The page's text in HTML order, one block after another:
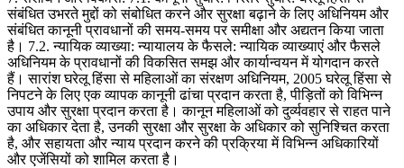
संबंधित उभरते मुद्दों को संबोधित करने और सुरक्षा बढ़ाने के लिए अधिनियम और
संबंधित कानूनी प्रावधानों की समय-समय पर समीक्षा और अद्यतन किया जाता
है। 7.2. न्यायिक व्याख्या: न्यायालय के फैसले: न्यायिक व्याख्याएं और फैसले
अधिनियम के प्रावधानों की विकसित समझ और कार्यान्वयन में योगदान करते
हैं। सारांश घरेलू हिंसा से महिलाओं का संरक्षण अधिनियम, 2005 घरेलू हिंसा से
निपटने के लिए एक व्यापक कानूनी ढांचा प्रदान करता है, पीड़ितों को विभिन्न
उपाय और सुरक्षा प्रदान करता है। कानून महिलाओं को दुर्व्यवहार से राहत पाने
का अधिकार देता है, उनकी सुरक्षा और सुरक्षा के अधिकार को सुनिश्चित करता
है, और सहायता और न्याय प्रदान करने की प्रक्रिया में विभिन्न अधिकारियों
और एजेंसियों को शामिल करता है।